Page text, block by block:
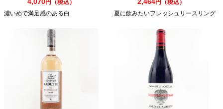
円（税込）
濃いめで満足感のある白
円（税込）
夏に飲みたいフレッシュリースリング